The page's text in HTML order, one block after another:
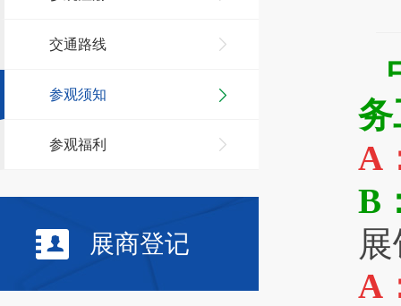
交通路线
参观须知
参观福利
展商登记
务
A
B
A